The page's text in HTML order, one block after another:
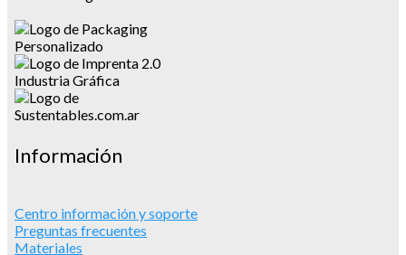
Información
Centro información y soporte
Preguntas frecuentes
Materiales
Mensaje